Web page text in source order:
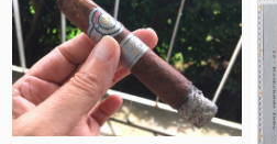
Posted
in